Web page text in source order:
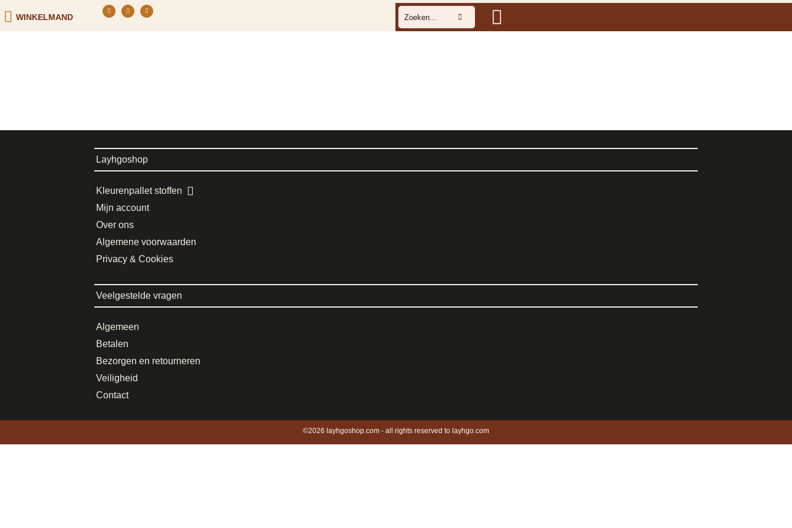
WINKELMAND
Layhgoshop
Kleurenpallet stoffen
Mijn account
Over ons
Algemene voorwaarden
Privacy & Cookies
Veelgestelde vragen
Algemeen
Betalen
Bezorgen en retourneren
Veiligheid
Contact
©2026 layhgoshop.com - all rights reserved to layhgo.com